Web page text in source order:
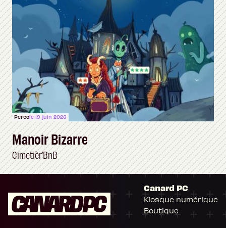
Percole 19 juin 2026
Manoir Bizarre
Cimetièr’BnB
Canard PC
Kiosque numérique
Boutique